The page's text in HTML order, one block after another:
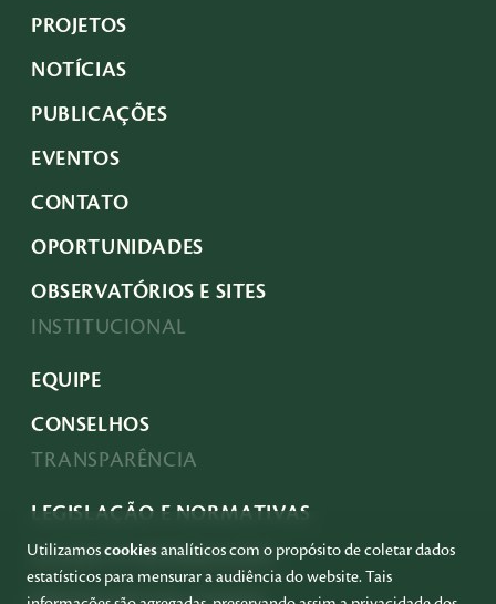
PROJETOS
NOTÍCIAS
PUBLICAÇÕES
EVENTOS
CONTATO
OPORTUNIDADES
OBSERVATÓRIOS E SITES
INSTITUCIONAL
EQUIPE
CONSELHOS
TRANSPARÊNCIA
LEGISLAÇÃO E NORMATIVAS
ACESSO À INFORMAÇÃO
Utilizamoscookiesanalíticos com o propósito de coletar dados
estatísticos para mensurar a audiência do website. Tais